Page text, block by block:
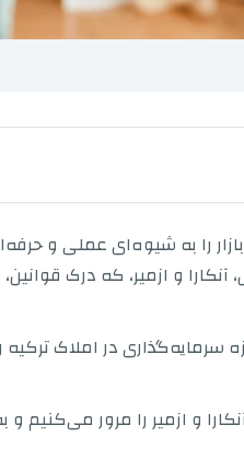
را به شیوه‌ای عملی و
و ازمیر، که درک
در املاک ترکیه
و ازمیر را مرور می‌کنیم